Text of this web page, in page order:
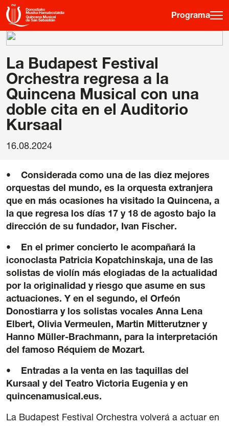
Programa
Programa
Otras Actividades
La Quincena
Historia
Ediciones anteriores
Sedes Habituales
Curso de Órgano
La Quincena Verde
Hazte Amigo
Amigos
Noticias
Contacto
Newsletter
La Budapest Festival
Orchestra regresa a la
Quincena Musical con una
doble cita en el Auditorio
Kursaal
16.08.2024
• Considerada como una de las diez mejores
orquestas del mundo, es la orquesta extranjera
que en más ocasiones ha visitado la Quincena, a
la que regresa los días 17 y 18 de agosto bajo la
dirección de su fundador, Ivan Fischer.
• En el primer concierto le acompañará la
iconoclasta Patricia Kopatchinskaja, una de las
solistas de violín más elogiadas de la actualidad
por la originalidad y riesgo que asume en sus
actuaciones. Y en el segundo, el Orfeón
Donostiarra y los solistas vocales Anna Lena
Elbert, Olivia Vermeulen, Martin Mitterutzner y
Hanno Müller-Brachmann, para la interpretación
del famoso Réquiem de Mozart.
• Entradas a la venta en las taquillas del
Kursaal y del Teatro Victoria Eugenia y en
quincenamusical.eus.
La Budapest Festival Orchestra volverá a actuar en